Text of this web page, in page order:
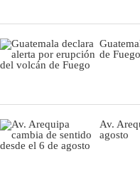
Notas Contratadas
Videos
de Fuego
Av.
agosto